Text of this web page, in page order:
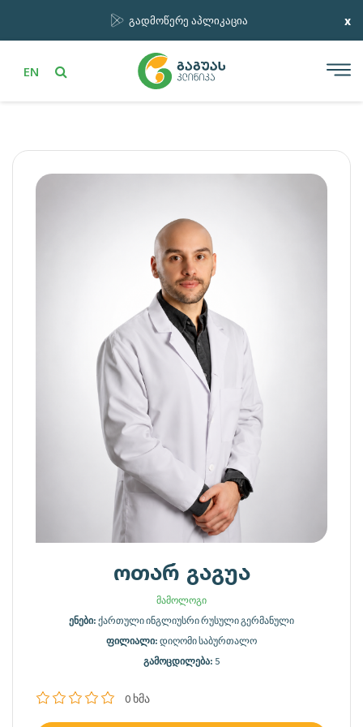
გადმოწერე აპლიკაცია x
EN
ოთარ გაგუა
მამოლოგი
ენები: ქართული ინგლიუსრი რუსული გერმანული
ფილიალი: დიღომი საბურთალო
გამოცდილება: 5
0 ხმა